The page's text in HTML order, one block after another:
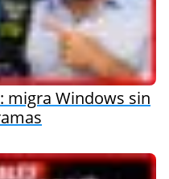
migra Windows sin